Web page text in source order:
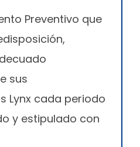
Preventivo que
sus
Lynx cada periodo
y estipulado con